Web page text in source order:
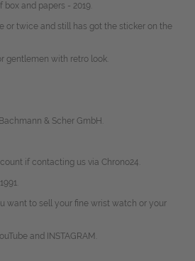
and papers - 2019.
or twice and still has got the sticker on the
gentlemen with retro look.
& Scher GmbH.
if contacting us via Chrono24.
want to sell your fine wrist watch or your
and INSTAGRAM.